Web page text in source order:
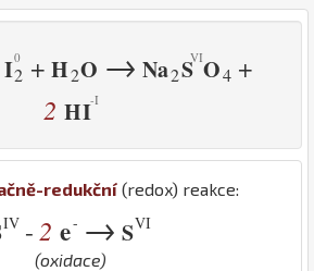
I2 + H2O → Na2S O4 +
2 HI
redukční(redox) reakce:
IV - 2 e- → SVI
(oxidace)